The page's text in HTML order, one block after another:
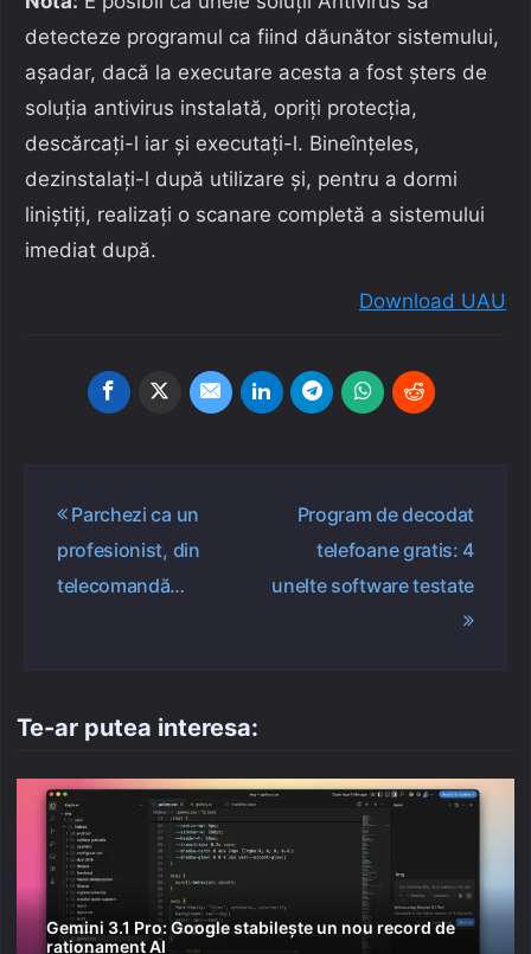
detecteze programul ca fiind dăunător sistemului,
așadar, dacă la executare acesta a fost șters de
soluția antivirus instalată, opriți protecția,
descărcați-l iar și executați-l. Bineînțeles,
dezinstalați-l după utilizare și, pentru a dormi
liniștiți, realizați o scanare completă a sistemului
imediat după.
Download UAU
Navigare
articole
Parchezi ca un
profesionist, din
telecomandă…
Program de decodat
telefoane gratis: 4
unelte software testate
Te-ar putea interesa:
Gemini 3.1 Pro: Google stabilește un nou record de
raționament AI